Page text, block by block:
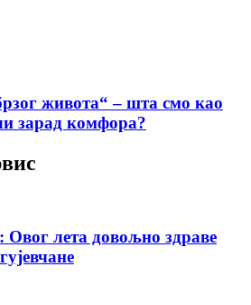
живота“ – шта смо као
зарад комфора?
Овог лета довољно здраве